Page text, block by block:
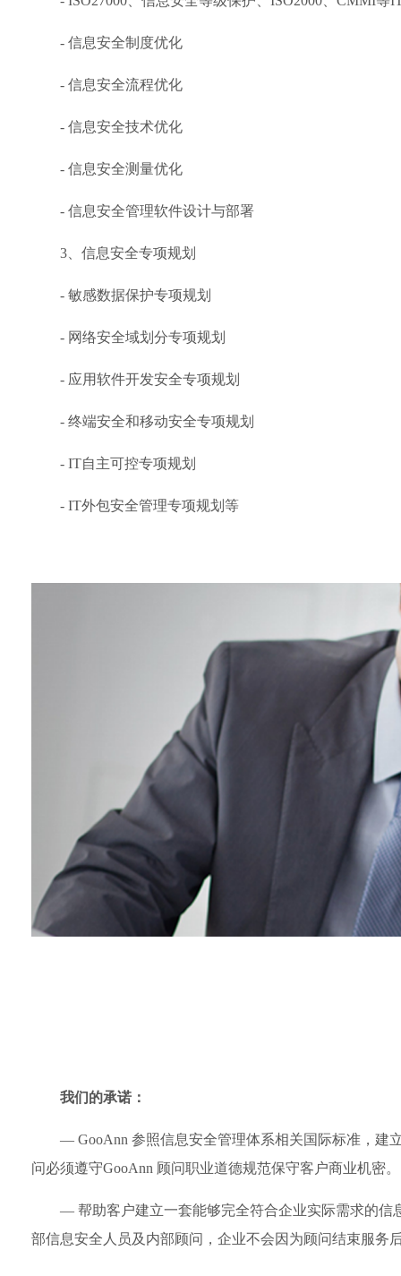
- 信息安全制度优化
- 信息安全流程优化
- 信息安全技术优化
- 信息安全测量优化
- 信息安全管理软件设计与部署
3、信息安全专项规划
- 敏感数据保护专项规划
- 网络安全域划分专项规划
- 应用软件开发安全专项规划
- 终端安全和移动安全专项规划
- IT自主可控专项规划
- IT外包安全管理专项规划等
我们的承诺：
— GooAnn 参照信息安全管理体系相关国际标准，建
问必须遵守GooAnn 顾问职业道德规范保守客户商业机密。
— 帮助客户建立一套能够完全符合企业实际需求的信
部信息安全人员及内部顾问，企业不会因为顾问结束服务